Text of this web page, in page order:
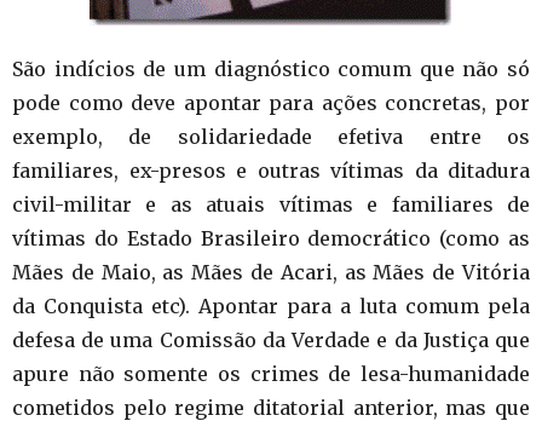
São indícios de um diagnóstico comum que não só
pode como deve apontar para ações concretas, por
exemplo, de solidariedade efetiva entre os
familiares, ex-presos e outras vítimas da ditadura
civil-militar e as atuais vítimas e familiares de
vítimas do Estado Brasileiro democrático (como as
Mães de Maio, as Mães de Acari, as Mães de Vitória
da Conquista etc). Apontar para a luta comum pela
defesa de uma Comissão da Verdade e da Justiça que
apure não somente os crimes de lesa-humanidade
cometidos pelo regime ditatorial anterior, mas que